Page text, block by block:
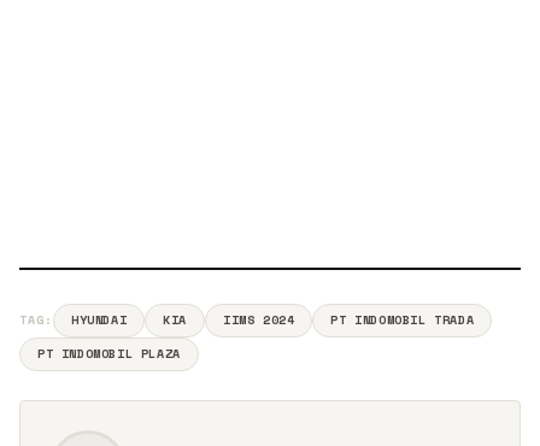
TAG: HYUNDAI KIA IIMS 2024
PT INDOMOBIL TRADA
PT INDOMOBIL PLAZA